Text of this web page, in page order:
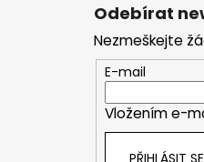
Odebírat
Nezmeškejte
E-mail
Vložením e-